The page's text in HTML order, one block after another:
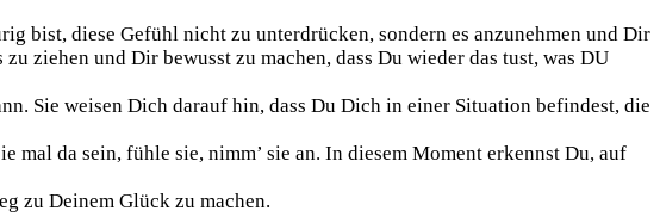
bist, diese Gefühl nicht zu unterdrücken, sondern es anzunehmen und Dir
ziehen und Dir bewusst zu machen, dass Du wieder das tust, was DU
Sie weisen Dich darauf hin, dass Du Dich in einer Situation befindest, die
da sein, fühle sie, nimm’ sie an. In diesem Moment erkennst Du, auf
zu Deinem Glück zu machen.